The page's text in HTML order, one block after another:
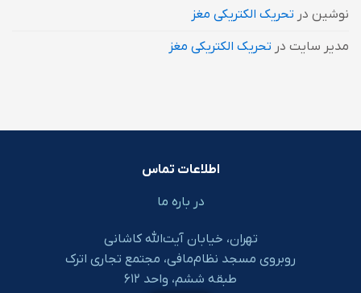
نوشین در تحریک الکتریکی مغز
مدیر سایت در تحریک الکتریکی مغز
اطلاعات تماس
در باره ما
تهران، خیابان آیت‌الله کاشانی
روبروی مسجد نظام‌مافی، مجتمع تجاری اترک
طبقه ششم، واحد ۶۱۲